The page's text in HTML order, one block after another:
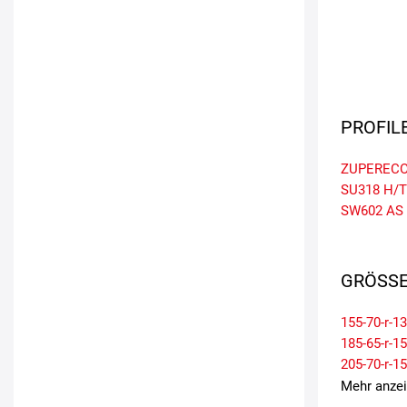
SU318 H/T
SW602 AS
155-70-r-13
185-65-r-15
205-70-r-15
Mehr